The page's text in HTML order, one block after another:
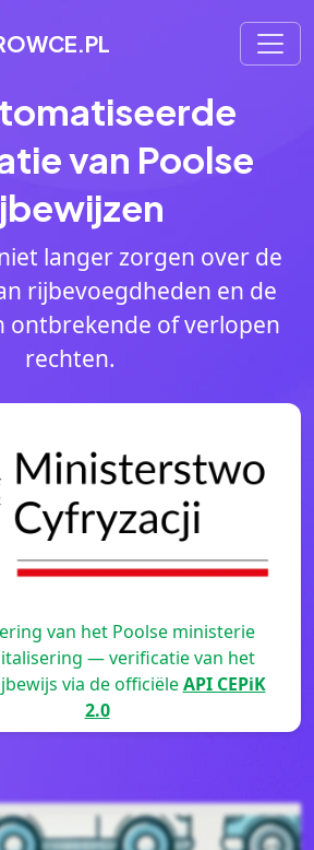
van Poolse
langer zorgen over de
rijbevoegdheden en de
ontbrekende of verlopen
rechten.
van het Poolse ministerie
— verificatie van het
via de officiëleAPI CEPiK
2.0